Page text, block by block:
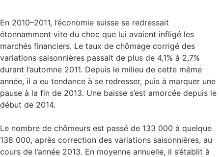
En 2010–2011, l’économie suisse se redressait
étonnamment vite du choc que lui avaient infligé les
marchés financiers. Le taux de chômage corrigé des
variations saisonnières passait de plus de 4,1% à 2,7%
durant l’automne 2011. Depuis le milieu de cette même
année, il a eu tendance à se redresser, puis à marquer une
pause à la fin de 2013. Une baisse s’est amorcée depuis le
début de 2014.
Le nombre de chômeurs est passé de 133 000 à quelque
138 000, après correction des variations saisonnières, au
cours de l’année 2013. En moyenne annuelle, il s’établit à